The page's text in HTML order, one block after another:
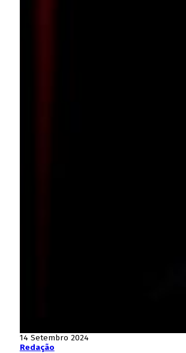
14 Setembro 2024
Redação